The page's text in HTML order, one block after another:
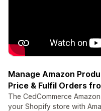
Manage Amazon
Price & Fulfil Orders
The CedCommerce
your Shopify store with